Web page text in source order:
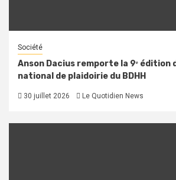
Société
Anson Dacius remporte la 9ᵉ édition
national de plaidoirie du BDHH
30 juillet 2026 Le Quotidien News